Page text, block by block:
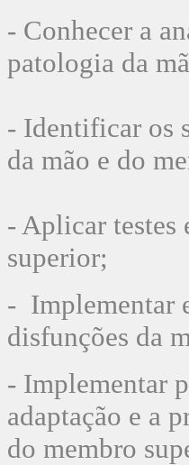
- Conhecer a
patologia da
- Identificar os
da mão e do
- Aplicar testes
superior;
- Implementar
disfunções da
- Implementar
adaptação e a
do membro